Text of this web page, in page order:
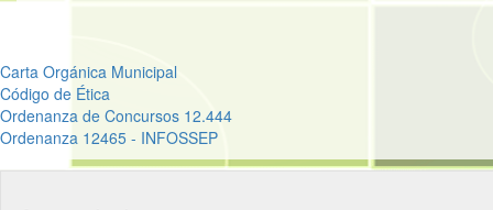
Carta Orgánica Municipal
Código de Ética
Ordenanza de Concursos 12.444
Ordenanza 12465 - INFOSSEP